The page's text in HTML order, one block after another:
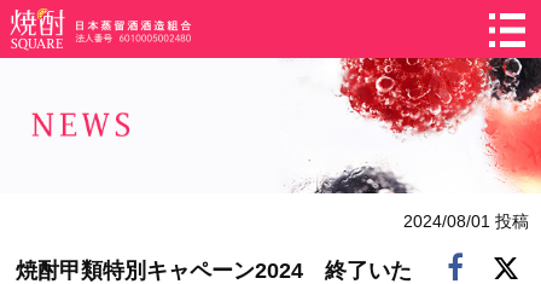
2024/08/01 投稿
焼酎甲類特別キャペーン2024 終了いた